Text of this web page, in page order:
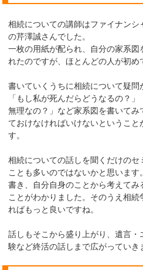
相続についての講師はファイナン
の芹澤誠さんでした。
一枚の用紙が配られ、自分の家系
れたのですが、ほとんどの人が初め
書いていくうちに相続について疑問
「もし私が死んだらどうなるの？
無理なの？」など家系図を書いてみ
ておけなければいけないというこ
す。
相続についての話しを聞くだけのセ
ことも多いのではないかと思いま
書き、自分自身のことから考えてみ
ことがわかりました。そのうえ相
ればもっと良いですね。
話しもそこから盛り上がり、遺言
験など終活の話しまで広がっていき